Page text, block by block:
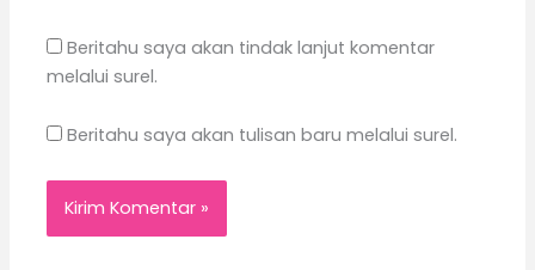
Beritahu saya akan tindak lanjut komentar
melalui surel.
Beritahu saya akan tulisan baru melalui surel.